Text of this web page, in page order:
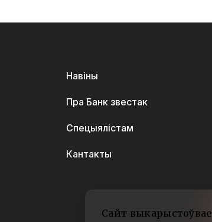
Навіны
Пра Банк звестак
Спецыялістам
Кантакты
Сайт выкарыстоўвае